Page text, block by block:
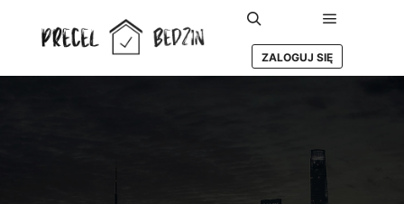
Szukaj Główne
ZALOGUJ SIĘ